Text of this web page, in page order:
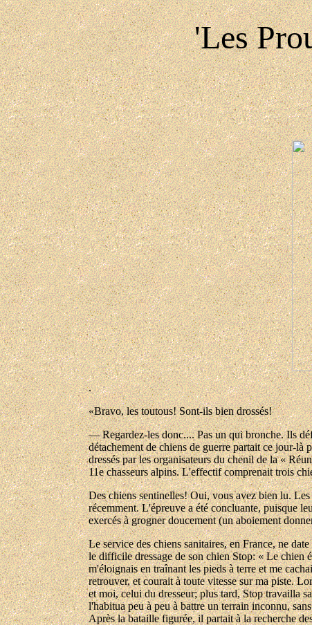
'Les
.
«Bravo, les toutous! Sont-ils bien drossés!
— Regardez-les donc.... Pas un qui bronche. Ils
détachement de chiens de guerre partait ce jour-là
dressés par les organisateurs du chenil de la «
11e chasseurs alpins. L'effectif comprenait trois
Des chiens sentinelles! Oui, vous avez bien lu.
récemment. L'épreuve a été concluante, puisque
exercés à grogner doucement (un aboiement
Le service des chiens sanitaires, en France, ne
le difficile dressage de son chien Stop: « Le chien
m'éloignais en traînant les pieds à terre et me
retrouver, et courait à toute vitesse sur ma piste.
et moi, celui du dresseur; plus tard, Stop travailla
l'habitua peu à peu à battre un terrain inconnu,
Après la bataille figurée, il partait à la recherche